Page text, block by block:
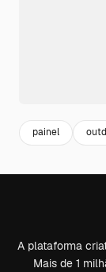
painel
A plataforma
Mais de 1